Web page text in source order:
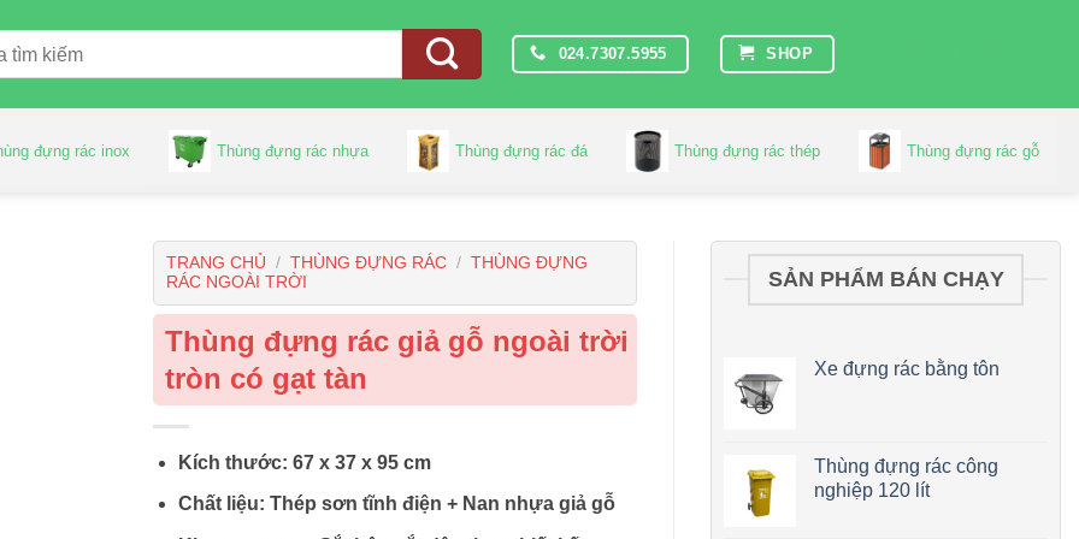
024.7307.5955 SHOP
đựng rác inox Thùng đựng rác nhựa Thùng đựng rác đá Thùng đựng rác thép Thùng đựng rác gỗ
TRANG CHỦ / THÙNG ĐỰNG RÁC / THÙNG ĐỰNG
RÁC NGOÀI TRỜI
Thùng đựng rác giả gỗ ngoài trời
tròn có gạt tàn
Kích thước: 67 x 37 x 95 cm
Chất liệu: Thép sơn tĩnh điện + Nan nhựa giả gỗ
SẢN PHẨM BÁN CHẠY
Xe đựng rác bằng tôn
Thùng đựng rác công
nghiệp 120 lít